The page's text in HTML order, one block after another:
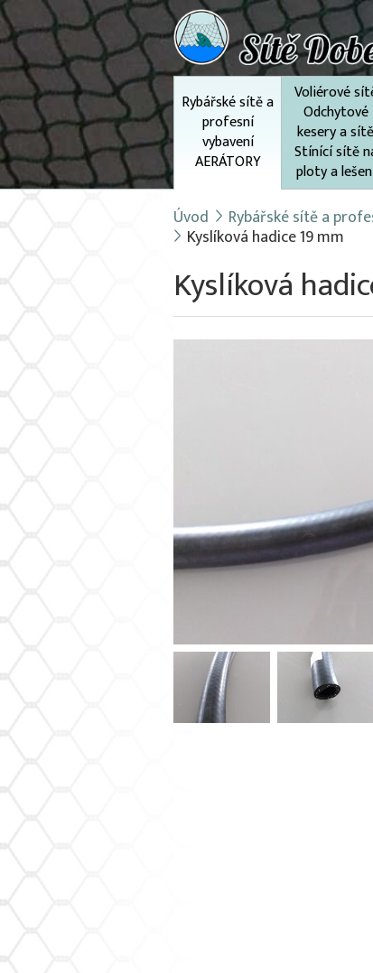
Rybářské sítě a
profesní
vybavení
AERÁTORY
Voliérové
Odchytové
kesery a sítě
Stínící sítě
ploty a
Úvod Rybářské sítě a
Kyslíková hadice 19 mm
Kyslíková